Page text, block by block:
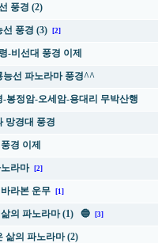
풍경 (2)
선 풍경 (3) [2]
-비선대 풍경 이제
능선 파노라마 풍경^^
-봉정암-오세암-용대리 무박산행
망경대 풍경
경 이제
라마 [2]
라본 운무 [1]
삶의 파노라마 (1) 🔵 [3]
삶의 파노라마 (2)